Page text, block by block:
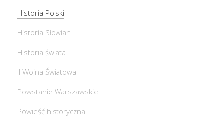
Historia Polski
Historia Słowian
Historia świata
II Wojna Światowa
Powstanie Warszawskie
Powieść historyczna